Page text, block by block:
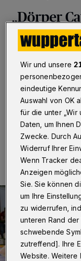
„Dörper
Pokal
Wuppertal
Die
Bundesligisten
Meistertitel
Wichardt gewann
das Final-
16.05.2026 , 20:15
Wir und unsere
eindeutige
Auswahl von OK
für die unter „Wir
Daten, um Ihnen
Zwecke. Durch
Widerruf Ihrer
Wenn Tracker
Anzeigen
Sie. Sie können
um Ihre
zu widerrufen,
unteren Rand
schwebende
zutreffend]. Ihre
Website. Weitere